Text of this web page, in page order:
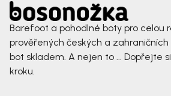
Barefoot a pohodlné boty pro celou
prověřených českých a
bot skladem. A nejen to ... Dopřejte
kroku.